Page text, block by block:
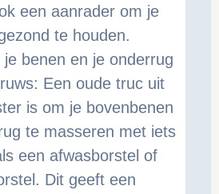
een aanrader om je
te houden.
je benen en je onderrug
Een oude truc uit
is om je bovenbenen
te masseren met iets
een afwasborstel of
Dit geeft een